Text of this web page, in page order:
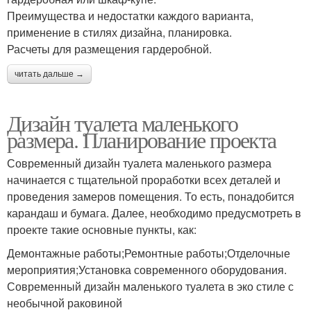
Преимущества и недостатки каждого варианта,
применение в стилях дизайна, планировка.
Расчеты для размещения гардеробной.
читать дальше →
Дизайн туалета маленького
размера. Планирование проекта
Современный дизайн туалета маленького размера
начинается с тщательной проработки всех деталей и
проведения замеров помещения. То есть, понадобится
карандаш и бумага. Далее, необходимо предусмотреть в
проекте такие основные пункты, как:
Демонтажные работы;Ремонтные работы;Отделочные
мероприятия;Установка современного оборудования.
Современный дизайн маленького туалета в эко стиле с
необычной раковиной